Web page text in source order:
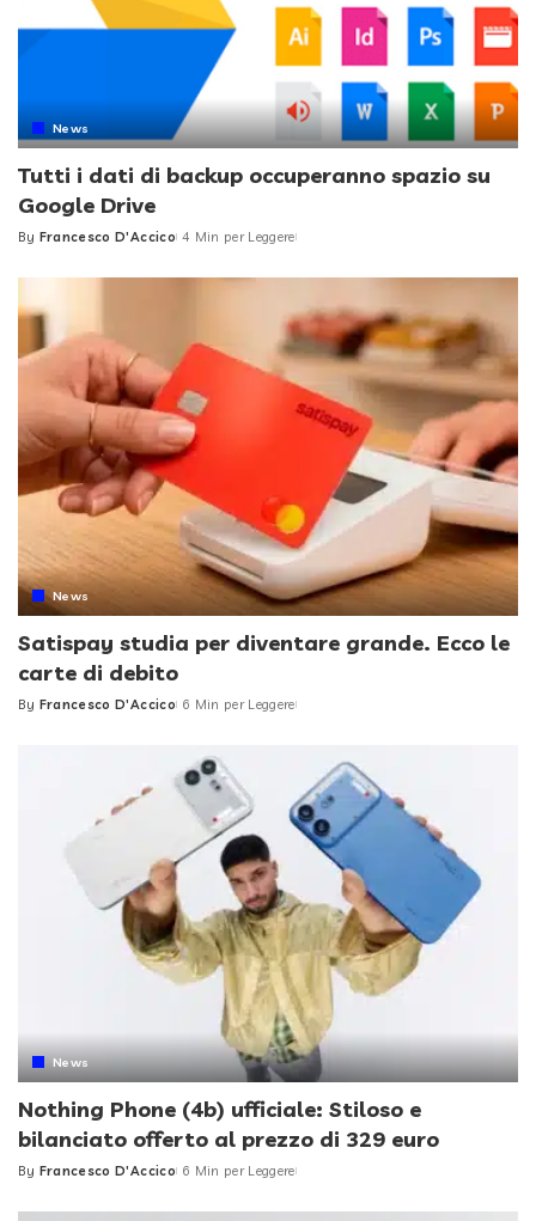
News
Tutti i dati di backup occuperanno spazio su
Google Drive
Posted
By Francesco D'Accico 4 Min per Leggere
News
Satispay studia per diventare grande. Ecco le
carte di debito
Posted
By Francesco D'Accico 6 Min per Leggere
News
Nothing Phone (4b) ufficiale: Stiloso e
bilanciato offerto al prezzo di 329 euro
Posted
By Francesco D'Accico 6 Min per Leggere